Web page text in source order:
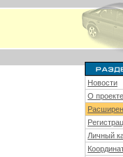
Новости
О проекте
Личный